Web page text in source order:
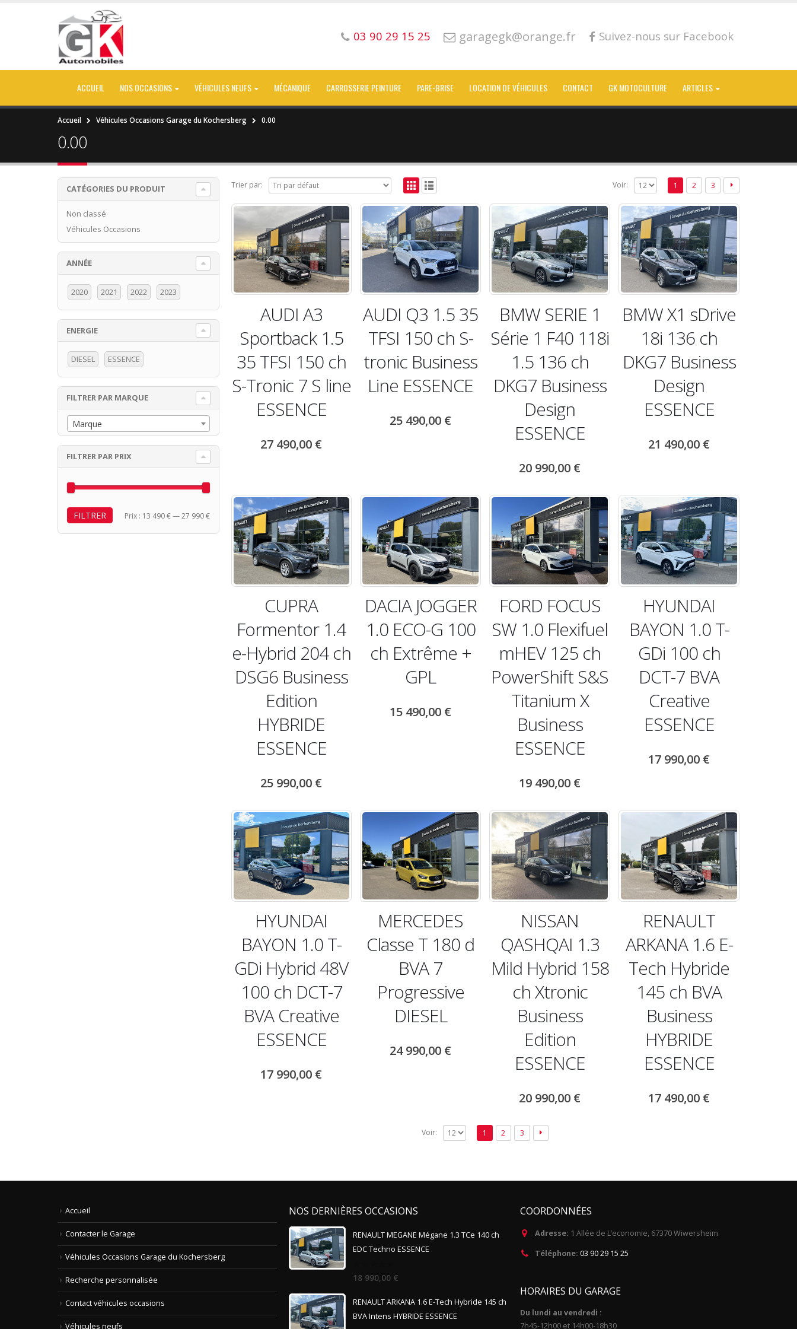
03 90 29 15 25 garagegk@orange.fr Suivez-nous sur Facebook
ACCUEIL NOS OCCASIONS VÉHICULES NEUFS MÉCANIQUE CARROSSERIE PEINTURE PARE-BRISE LOCATION DE VÉHICULES CONTACT GK MOTOCULTURE ARTICLES
Accueil Véhicules Occasions Garage du Kochersberg 0.00
0.00
Trier par: Voir: 1 2 3
AUDI A3
Sportback 1.5
35 TFSI 150 ch
S-Tronic 7 S line
ESSENCE
27 490,00 €
AUDI Q3 1.5 35
TFSI 150 ch S-
tronic Business
Line ESSENCE
25 490,00 €
BMW SERIE 1
Série 1 F40 118i
1.5 136 ch
DKG7 Business
Design
ESSENCE
20 990,00 €
BMW X1 sDrive
18i 136 ch
DKG7 Business
Design
ESSENCE
21 490,00 €
CUPRA
Formentor 1.4
e-Hybrid 204 ch
DSG6 Business
Edition
HYBRIDE
ESSENCE
25 990,00 €
DACIA JOGGER
1.0 ECO-G 100
ch Extrême +
GPL
15 490,00 €
FORD FOCUS
SW 1.0 Flexifuel
mHEV 125 ch
PowerShift S&S
Titanium X
Business
ESSENCE
19 490,00 €
HYUNDAI
BAYON 1.0 T-
GDi 100 ch
DCT-7 BVA
Creative
ESSENCE
17 990,00 €
HYUNDAI
BAYON 1.0 T-
GDi Hybrid 48V
100 ch DCT-7
BVA Creative
ESSENCE
17 990,00 €
MERCEDES
Classe T 180 d
BVA 7
Progressive
DIESEL
24 990,00 €
NISSAN
QASHQAI 1.3
Mild Hybrid 158
ch Xtronic
Business
Edition
ESSENCE
20 990,00 €
RENAULT
ARKANA 1.6 E-
Tech Hybride
145 ch BVA
Business
HYBRIDE
ESSENCE
17 490,00 €
Voir: 1 2 3
CATÉGORIES DU PRODUIT
Non classé
Véhicules Occasions
ANNÉE
2020 2021 2022 2023
ENERGIE
DIESEL ESSENCE
FILTRER PAR MARQUE
Marque
FILTRER PAR PRIX
Prix
min
Prix
max
FILTRER Prix : 13 490 €—27 990 €
Accueil
Contacter le Garage
Véhicules Occasions Garage du Kochersberg
Recherche personnalisée
Contact véhicules occasions
Véhicules neufs
NOS DERNIÈRES OCCASIONS
RENAULT MEGANE Mégane 1.3 TCe 140 ch
EDC Techno ESSENCE
0
out
18 990,00 €
RENAULT ARKANA 1.6 E-Tech Hybride 145 ch
BVA Intens HYBRIDE ESSENCE
COORDONNÉES
Adresse: 1 Allée de L’economie, 67370 Wiwersheim
Téléphone: 03 90 29 15 25
HORAIRES DU GARAGE
Du lundi au vendredi :
7h45-12h00 et 14h00-18h30